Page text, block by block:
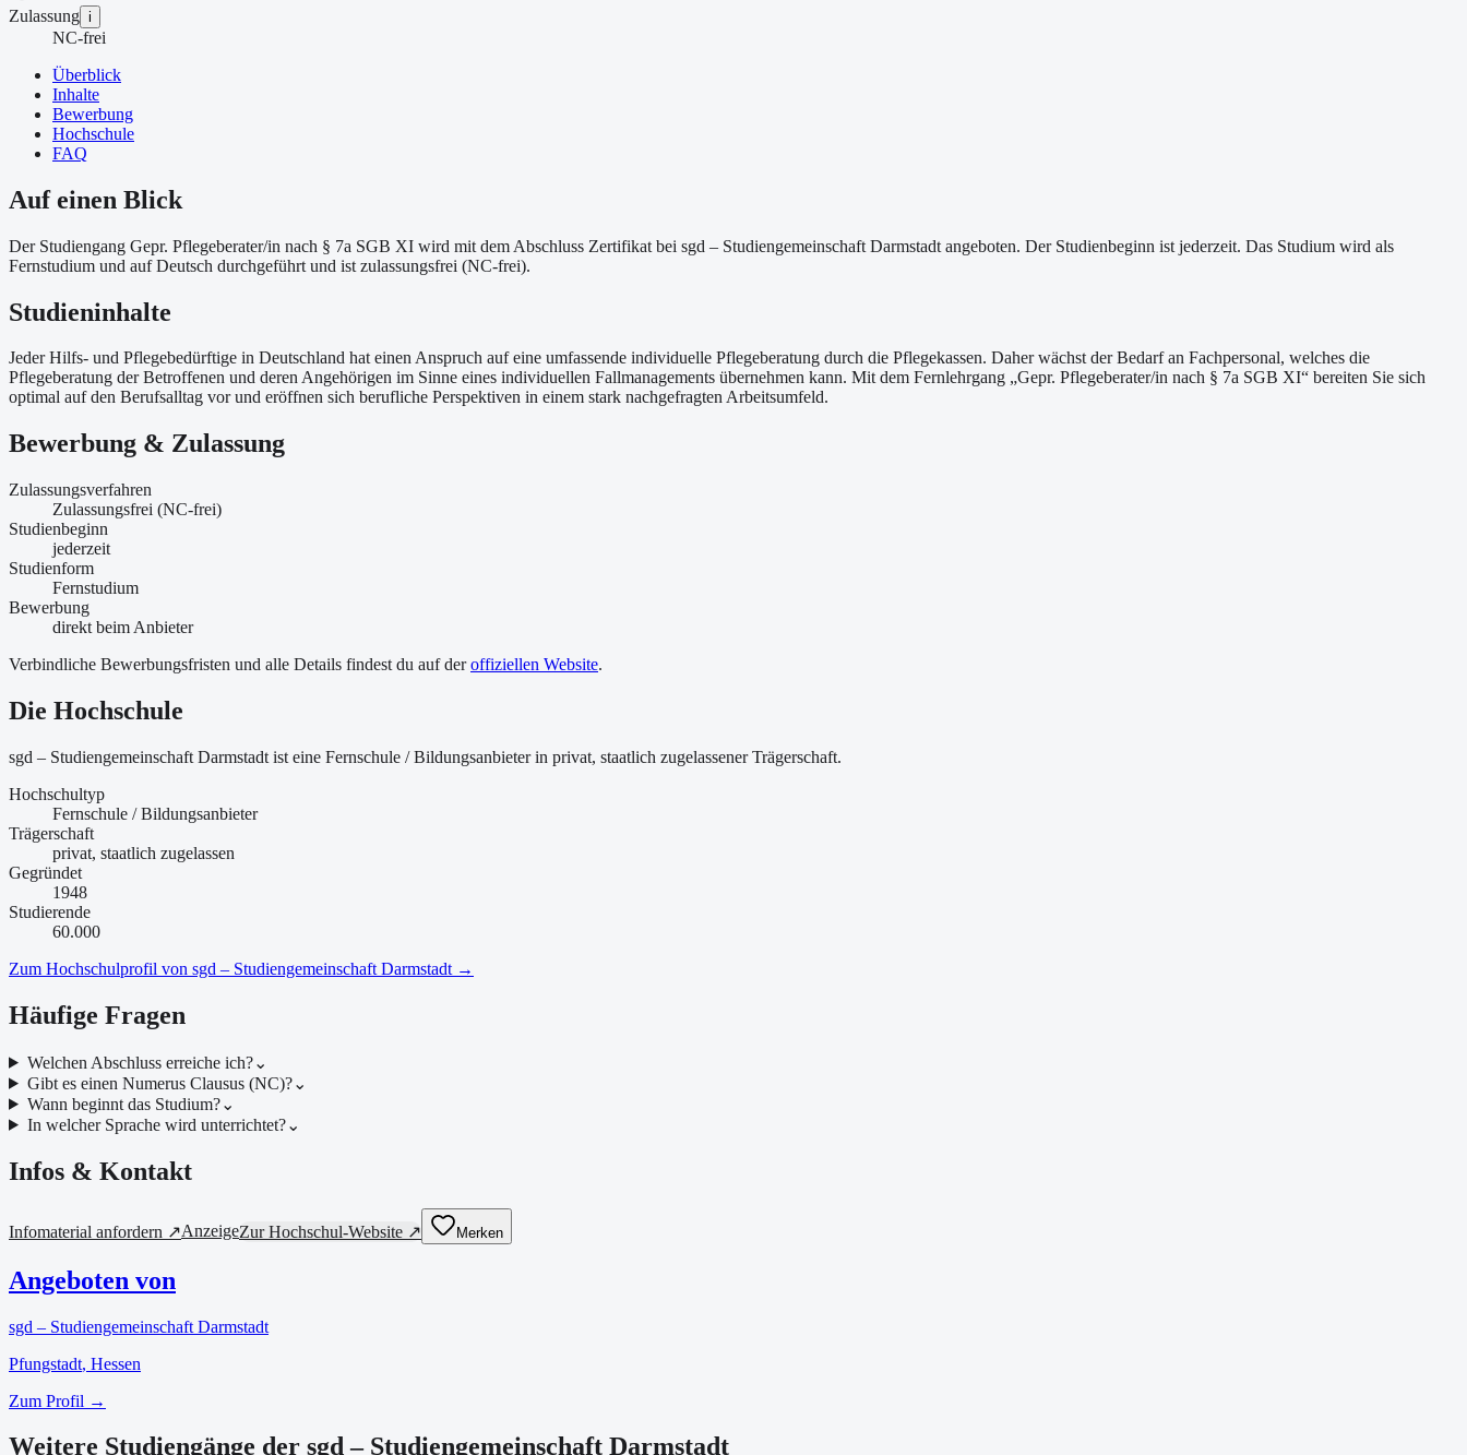
Zulassung i
NC-frei
Überblick
Inhalte
Bewerbung
Hochschule
FAQ
Auf einen Blick
Der Studiengang Gepr. Pflegeberater/in nach § 7a SGB XI wird mit dem Abschluss Zertifikat bei sgd – Studiengemeinschaft Darmstadt angeboten. Der Studienbeginn ist jederzeit. Das Studium wird als
Fernstudium und auf Deutsch durchgeführt und ist zulassungsfrei (NC-frei).
Studieninhalte
Jeder Hilfs- und Pflegebedürftige in Deutschland hat einen Anspruch auf eine umfassende individuelle Pflegeberatung durch die Pflegekassen. Daher wächst der Bedarf an Fachpersonal, welches die
Pflegeberatung der Betroffenen und deren Angehörigen im Sinne eines individuellen Fallmanagements übernehmen kann. Mit dem Fernlehrgang „Gepr. Pflegeberater/in nach § 7a SGB XI“ bereiten Sie sich
optimal auf den Berufsalltag vor und eröffnen sich berufliche Perspektiven in einem stark nachgefragten Arbeitsumfeld.
Bewerbung & Zulassung
Zulassungsverfahren
Zulassungsfrei (NC-frei)
Studienbeginn
jederzeit
Studienform
Fernstudium
Bewerbung
direkt beim Anbieter
Verbindliche Bewerbungsfristen und alle Details findest du auf der offiziellen Website.
Die Hochschule
sgd – Studiengemeinschaft Darmstadt ist eine Fernschule / Bildungsanbieterin privat, staatlich zugelassener Trägerschaft.
Hochschultyp
Fernschule / Bildungsanbieter
Trägerschaft
privat, staatlich zugelassen
Gegründet
1948
Studierende
60.000
Zum Hochschulprofil von sgd – Studiengemeinschaft Darmstadt →
Häufige Fragen
Welchen Abschluss erreiche ich?⌄
Gibt es einen Numerus Clausus (NC)?⌄
Wann beginnt das Studium?⌄
In welcher Sprache wird unterrichtet?⌄
Infos & Kontakt
Infomaterial anfordern ↗AnzeigeZur Hochschul-Website ↗ Merken
Angeboten von
sgd – Studiengemeinschaft Darmstadt
Pfungstadt, Hessen
Zum Profil →
Weitere Studiengänge der sgd – Studiengemeinschaft Darmstadt